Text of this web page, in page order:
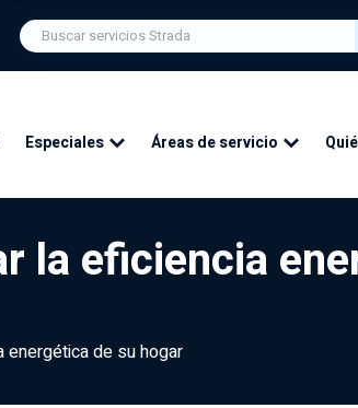
Especiales Áreas de servicio
la eficiencia
energética de su hogar